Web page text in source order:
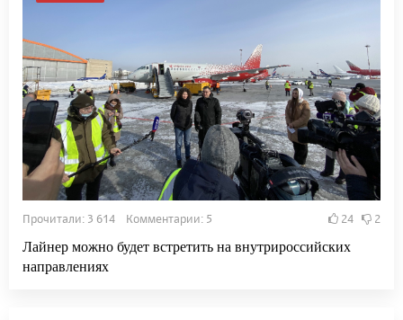
Прочитали: 3 614 Комментарии: 5 24 2
Лайнер можно будет встретить на внутрироссийских
направлениях